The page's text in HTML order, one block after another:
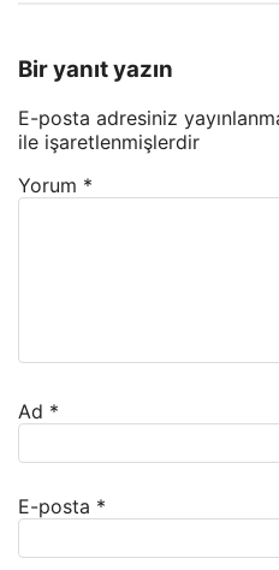
Bir yanıt yazın
E-posta adresiniz
ile işaretlenmişlerdir
Yorum *
Ad *
E-posta *